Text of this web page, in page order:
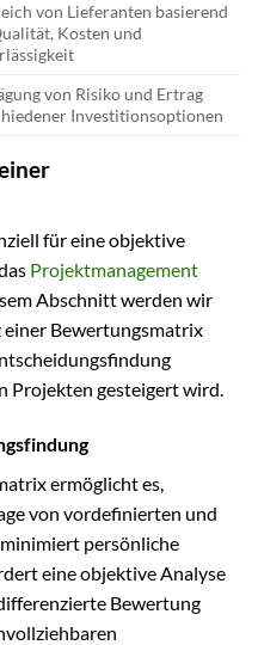
von Lieferanten basierend
Kosten und
von Risiko und Ertrag
Investitionsoptionen
für eine objektive
Projektmanagement
Abschnitt werden wir
einer Bewertungsmatrix
Projekten gesteigert wird.
ermöglicht es,
von vordefinierten und
persönliche
eine objektive Analyse
Bewertung